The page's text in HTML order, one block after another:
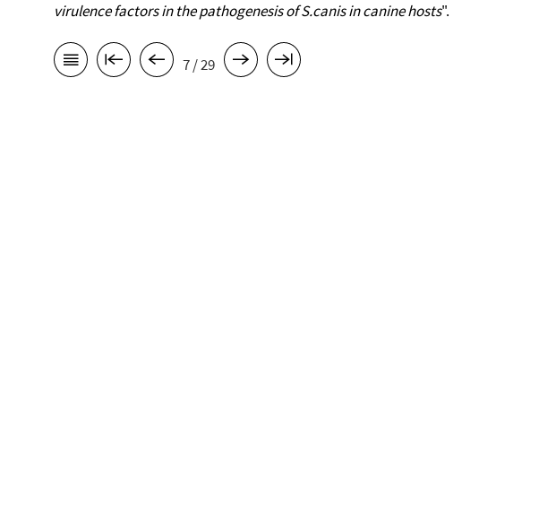
virulence factors in the pathogenesis of S.canis in canine hosts".
7 / 29